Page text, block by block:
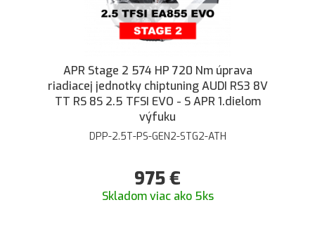
APR Stage 2 574 HP 720 Nm úprava
riadiacej jednotky chiptuning AUDI RS3 8V
TT RS 8S 2.5 TFSI EVO - S APR 1.dielom
výfuku
DPP-2.5T-PS-GEN2-STG2-ATH
975€
Skladom viac ako 5ks